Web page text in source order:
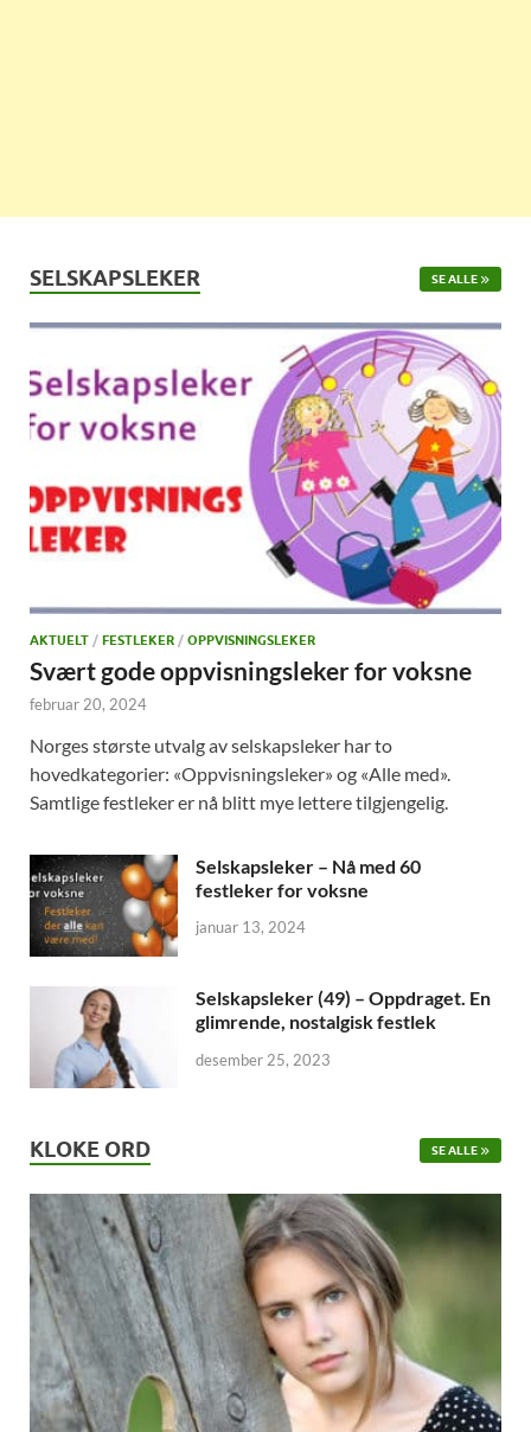
SELSKAPSLEKER SE ALLE
AKTUELT / FESTLEKER / OPPVISNINGSLEKER
Svært gode oppvisningsleker for voksne
februar 20, 2024
Norges største utvalg av selskapsleker har to
hovedkategorier: «Oppvisningsleker» og «Alle med».
Samtlige festleker er nå blitt mye lettere tilgjengelig.
Selskapsleker – Nå med 60
festleker for voksne
januar 13, 2024
Selskapsleker (49) – Oppdraget. En
glimrende, nostalgisk festlek
desember 25, 2023
KLOKE ORD SE ALLE